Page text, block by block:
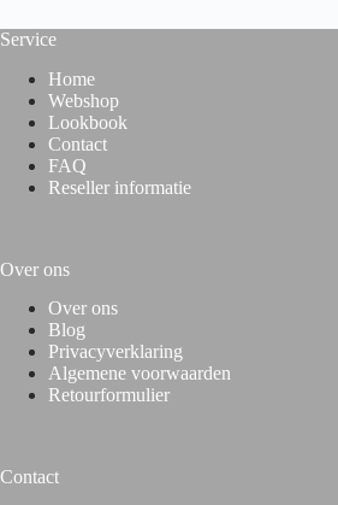
Service
Home
Webshop
Lookbook
Contact
FAQ
Reseller informatie
Over ons
Over ons
Blog
Privacyverklaring
Algemene voorwaarden
Retourformulier
Contact